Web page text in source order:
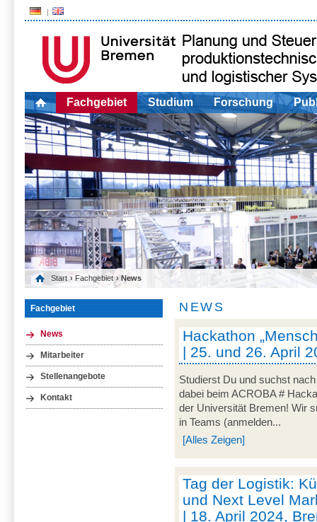
Fachgebiet Studium Forschung
Start › Fachgebiet › News
Fachgebiet
News
Mitarbeiter
Stellenangebote
Kontakt
NEWS
Hackathon
| 25. und 26. April
Studierst Du und suchst
dabei beim ACROBA #
der Universität Bremen! Wir
in Teams (anmelden...
[Alles Zeigen]
Tag der Logistik:
und Next Level
| 18. April 2024,